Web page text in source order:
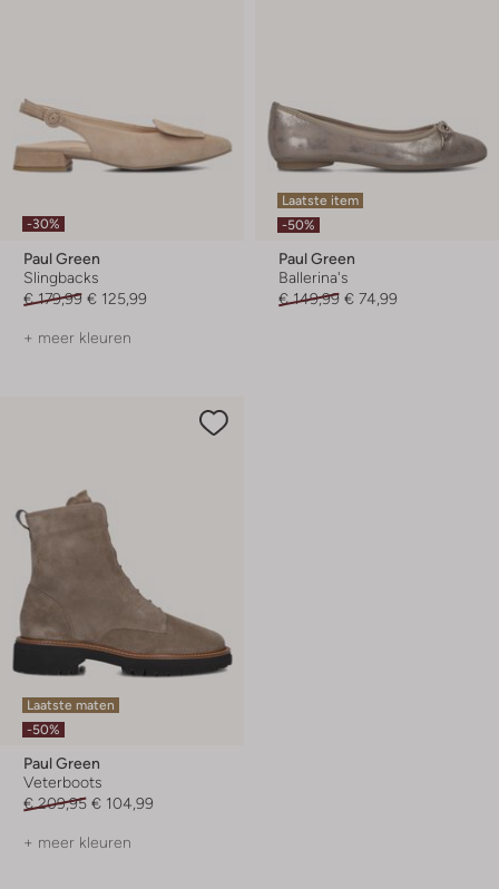
-30%
Paul Green
Slingbacks
€ 179,99 € 125,99
+ meer kleuren
Laatste item
-50%
Paul Green
Ballerina's
€ 149,99 € 74,99
Laatste maten
-50%
Paul Green
Veterboots
€ 209,95 € 104,99
+ meer kleuren